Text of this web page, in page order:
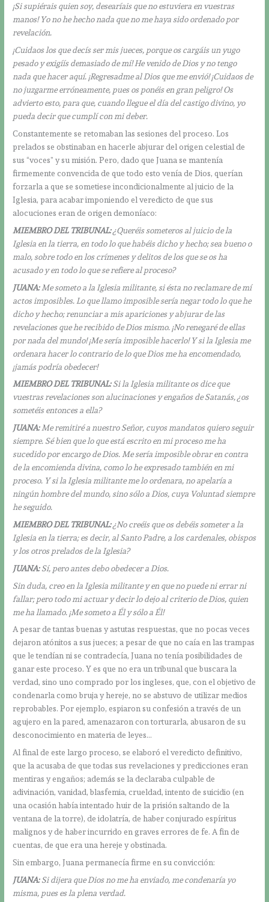
¡Si supiérais quien soy, desearíais que no estuviera en vuestras
manos! Yo no he hecho nada que no me haya sido ordenado por
revelación.
¡Cuidaos los que decís ser mis jueces, porque os cargáis un yugo
pesado y exigíís demasiado de mí! He venido de Dios y no tengo
nada que hacer aquí. ¡Regresadme al Dios que me envió! ¡Cuidaos de
no juzgarme erróneamente, pues os ponéis en gran peligro! Os
advierto esto, para que, cuando llegue el día del castigo divino, yo
pueda decir que cumplí con mi deber.
Constantemente se retomaban las sesiones del proceso. Los
prelados se obstinaban en hacerle abjurar del origen celestial de
sus “voces” y su misión. Pero, dado que Juana se mantenía
firmemente convencida de que todo esto venía de Dios, querían
forzarla a que se sometiese incondicionalmente al juicio de la
Iglesia, para acabar imponiendo el veredicto de que sus
alocuciones eran de origen demoníaco:
MIEMBRO DEL TRIBUNAL:¿Queréis someteros al juicio de la
Iglesia en la tierra, en todo lo que habéis dicho y hecho; sea bueno o
malo, sobre todo en los crímenes y delitos de los que se os ha
acusado y en todo lo que se refiere al proceso?
JUANA:Me someto a la Iglesia militante, si ésta no reclamare de mí
actos imposibles. Lo que llamo imposible sería negar todo lo que he
dicho y hecho; renunciar a mis apariciones y abjurar de las
revelaciones que he recibido de Dios mismo. ¡No renegaré de ellas
por nada del mundo! ¡Me sería imposible hacerlo! Y si la Iglesia me
ordenara hacer lo contrario de lo que Dios me ha encomendado,
¡jamás podría obedecer!
MIEMBRO DEL TRIBUNAL:Si la Iglesia militante os dice que
vuestras revelaciones son alucinaciones y engaños de Satanás, ¿os
sometéis entonces a ella?
JUANA:Me remitiré a nuestro Señor, cuyos mandatos quiero seguir
siempre. Sé bien que lo que está escrito en mi proceso me ha
sucedido por encargo de Dios. Me sería imposible obrar en contra
de la encomienda divina, como lo he expresado también en mi
proceso. Y si la Iglesia militante me lo ordenara, no apelaría a
ningún hombre del mundo, sino sólo a Dios, cuya Voluntad siempre
he seguido.
MIEMBRO DEL TRIBUNAL:¿No creéis que os debéis someter a la
Iglesia en la tierra; es decir, al Santo Padre, a los cardenales, obispos
y los otros prelados de la Iglesia?
JUANA:Sí, pero antes debo obedecer a Dios.
Sin duda, creo en la Iglesia militante y en que no puede ni errar ni
fallar; pero todo mi actuar y decir lo dejo al criterio de Dios, quien
me ha llamado. ¡Me someto a Él y sólo a Él!
A pesar de tantas buenas y astutas respuestas, que no pocas veces
dejaron atónitos a sus jueces; a pesar de que no caía en las trampas
que le tendían ni se contradecía, Juana no tenía posibilidades de
ganar este proceso. Y es que no era un tribunal que buscara la
verdad, sino uno comprado por los ingleses, que, con el objetivo de
condenarla como bruja y hereje, no se abstuvo de utilizar medios
reprobables. Por ejemplo, espiaron su confesión a través de un
agujero en la pared, amenazaron con torturarla, abusaron de su
desconocimiento en materia de leyes…
Al final de este largo proceso, se elaboró el veredicto definitivo,
que la acusaba de que todas sus revelaciones y predicciones eran
mentiras y engaños; además se la declaraba culpable de
adivinación, vanidad, blasfemia, crueldad, intento de suicidio (en
una ocasión había intentado huir de la prisión saltando de la
ventana de la torre), de idolatría, de haber conjurado espíritus
malignos y de haber incurrido en graves errores de fe. A fin de
cuentas, de que era una hereje y obstinada.
Sin embargo, Juana permanecía firme en su convicción:
JUANA:Si dijera que Dios no me ha enviado, me condenaría yo
misma, pues es la plena verdad.